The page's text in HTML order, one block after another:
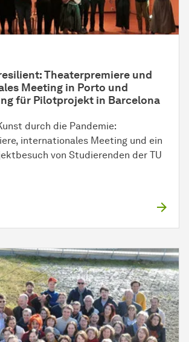
Theaterpremiere und
Meeting in Porto und
für Pilotprojekt in Barcelona
durch die Pandemie:
internationales Meeting und ein
von Studierenden der TU